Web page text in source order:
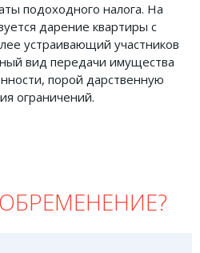
подоходного налога. На
дарение квартиры с
устраивающий участников
вид передачи имущества
порой дарственную
ограничений.